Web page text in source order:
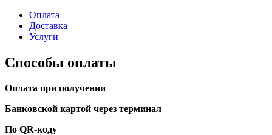
Оплата
Доставка
Услуги
Способы оплаты
Оплата при получении
Банковской картой через терминал
По QR-коду